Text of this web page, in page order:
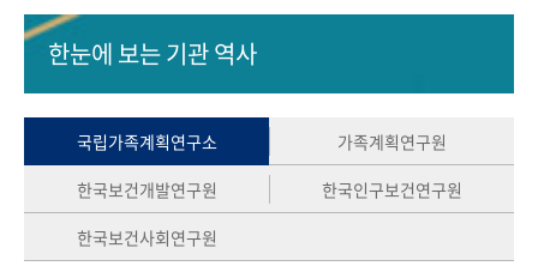
50+1 주년 기념
세계와 함께 한 KIHASA
VR 역사관
한눈에 보는기관 역사
국립가족계획연구소
가족계획연구원
한국보건개발연구원
한국인구보건연구원
한국보건사회연구원